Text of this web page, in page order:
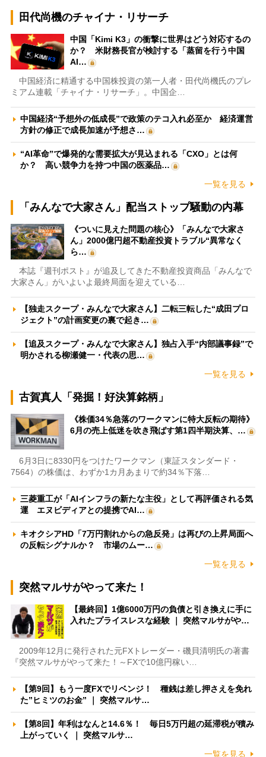
田代尚機のチャイナ・リサーチ
中国「Kimi K3」の衝撃に世界はどう対応するの
か？ 米財務長官が検討する「蒸留を行う中国
AI…
中国経済に精通する中国株投資の第一人者・田代尚機氏のプレ
ミアム連載「チャイナ・リサーチ」。中国企…
中国経済“予想外の低成長”で政策のテコ入れ必至か 経済運営
方針の修正で成長加速が予想さ…
“AI革命”で爆発的な需要拡大が見込まれる「CXO」とは何
か？ 高い競争力を持つ中国の医薬品…
一覧を見る
「みんなで大家さん」配当ストップ騒動の内幕
《ついに見えた問題の核心》「みんなで大家さ
ん」2000億円超不動産投資トラブル“異常なく
ら…
本誌『週刊ポスト』が追及してきた不動産投資商品「みんなで
大家さん」がいよいよ最終局面を迎えている…
【独走スクープ・みんなで大家さん】二転三転した“成田プロ
ジェクト”の計画変更の裏で起き…
【追及スクープ・みんなで大家さん】独占入手“内部議事録”で
明かされる柳瀬健一・代表の思…
一覧を見る
古賀真人「発掘！好決算銘柄」
《株価34％急落のワークマンに特大反転の期待》
6月の売上低迷を吹き飛ばす第1四半期決算、…
6月3日に8330円をつけたワークマン（東証スタンダード・
7564）の株価は、わずか1カ月あまりで約34％下落…
三菱重工が「AIインフラの新たな主役」として再評価される気
運 エヌビディアとの提携でAI…
キオクシアHD「7万円割れからの急反発」は再びの上昇局面へ
の反転シグナルか？ 市場のムー…
一覧を見る
突然マルサがやって来た！
【最終回】1億6000万円の負債と引き換えに手に
入れたプライスレスな経験 ｜ 突然マルサがや…
2009年12月に発行された元FXトレーダー・磯貝清明氏の著書
『突然マルサがやって来た！～FXで10億円稼い…
【第9回】もう一度FXでリベンジ！ 種銭は差し押さえを免れ
た”ヒミツのお金” ｜ 突然マルサ…
【第8回】年利はなんと14.6％！ 毎日5万円超の延滞税が積み
上がっていく ｜ 突然マルサ…
一覧を見る